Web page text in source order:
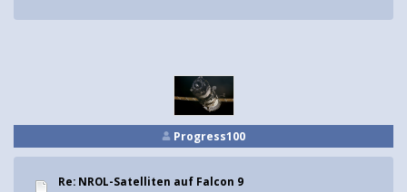
Progress100
Re: NROL-Satelliten auf Falcon 9